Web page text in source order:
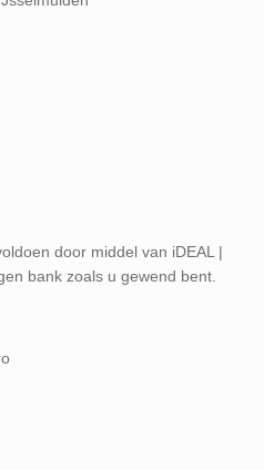
door middel van iDEAL |
bank zoals u gewend bent.